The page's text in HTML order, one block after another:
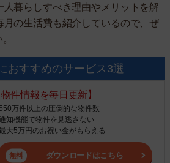
人暮らしすべき理由やメリットを解
月の生活費も紹介しているので、ぜ
おすすめのサービス3選
物件情報を毎日更新】
550万件以上の圧倒的な物件数
通知機能で物件を見逃さない
最大5万円のお祝い金がもらえる
ダウンロードはこちら